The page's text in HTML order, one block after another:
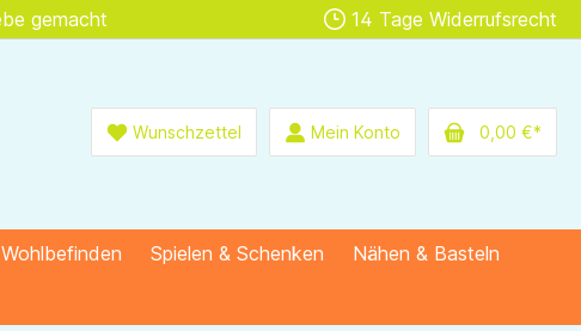
gemacht 14 Tage Widerrufsrecht
Wunschzettel Mein Konto 0,00 €*
Spielen & Schenken
Nähen & Basteln